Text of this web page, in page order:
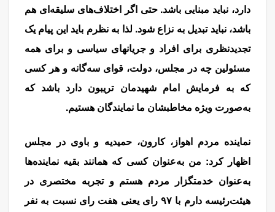
دارد، نباید مبنایی باشد. حتی اگر اختلاف‌های سلیقه‌ای هم
باشد، نباید تبدیل به نزاع شود. لذا به نظرم باید این پیام یک
تجدیدنظری برای افراد و جریانهای سیاسی و برای همه
مسئولین چه در مجلس، دولت، قوای سه‌گانه و هر کسی
که به فرمایش امام شهیدمان تریبون دارد باشد که
به‌صورت ویژه مخاطبشان ما نمایندگان هستیم.
نماینده مردم اهواز، کارون، حمیدیه و باوی در مجلس
اظهار کرد: من به‌عنوان کسی که همانند بقیه نماینده‌ها
به‌عنوان خدمتگزار مردم هستم و تجربه مختصری در
هیئت‌رئیسه دارم با ۹۷ رای یعنی هفت رای نسبت به نفر